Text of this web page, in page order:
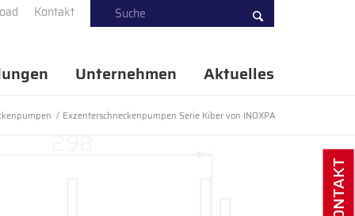
Kontakt
Unternehmen Aktuelles
/ Exzenterschneckenpumpen Serie Kiber von INOXPA
KONTAKT